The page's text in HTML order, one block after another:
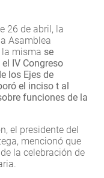
26 de abril, la
Asamblea
la misma se
IV Congreso
los Ejes de
el inciso t al
funciones de la
el presidente del
mencionó que
la celebración de